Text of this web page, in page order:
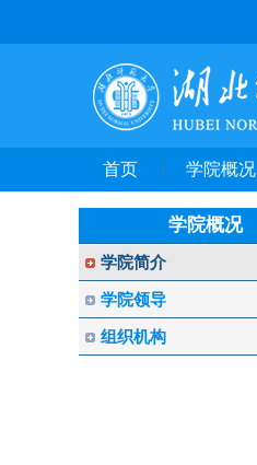
首页 学院概况
学院概况
学院简介
学院领导
组织机构